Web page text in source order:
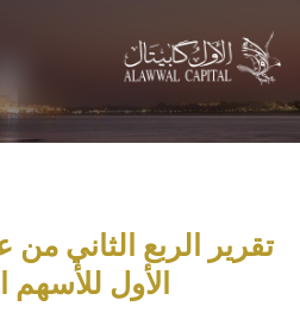
الأول للأسهم